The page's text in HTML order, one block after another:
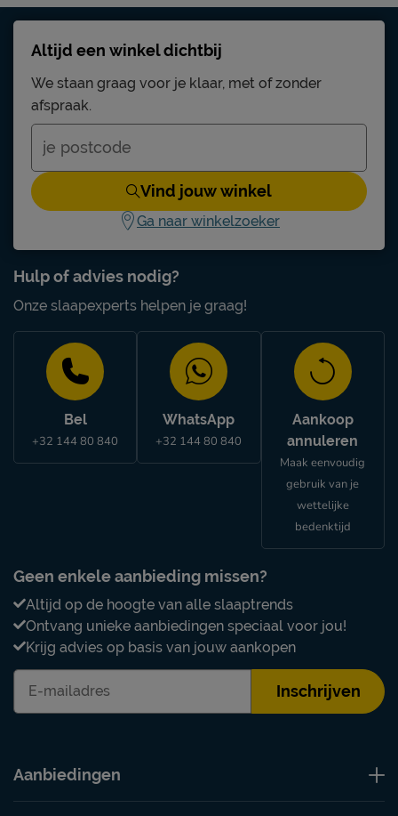
Hulp of advies nodig?
Onze slaapexperts helpen je graag!
Bel
+32 144 80 840
WhatsApp
+32 144 80 840
Aankoop
annuleren
Maak eenvoudig
gebruik van je
wettelijke
bedenktijd
Geen enkele aanbieding missen?
Altijd op de hoogte van alle slaaptrends
Ontvang unieke aanbiedingen speciaal voor jou!
Krijg advies op basis van jouw aankopen
Inschrijven
Altijd een winkel dichtbij
We staan graag voor je klaar, met of zonder
afspraak.
Vind jouw winkel
Ga naar winkelzoeker
Aanbiedingen